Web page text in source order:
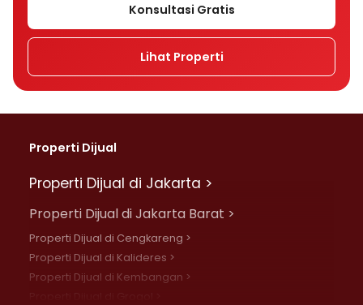
Konsultasi Gratis
Lihat Properti
Properti Dijual
Properti Dijual di Jakarta >
Properti Dijual di Jakarta Barat >
Properti Dijual di Cengkareng >
Properti Dijual di Kalideres >
Properti Dijual di Kembangan >